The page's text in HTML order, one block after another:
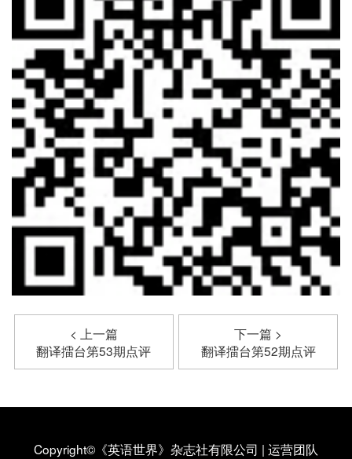
< 上一篇
翻译擂台第53期点评
下一篇 >
翻译擂台第52期点评
Copyright©《英语世界》杂志社有限公司 | 运营团队